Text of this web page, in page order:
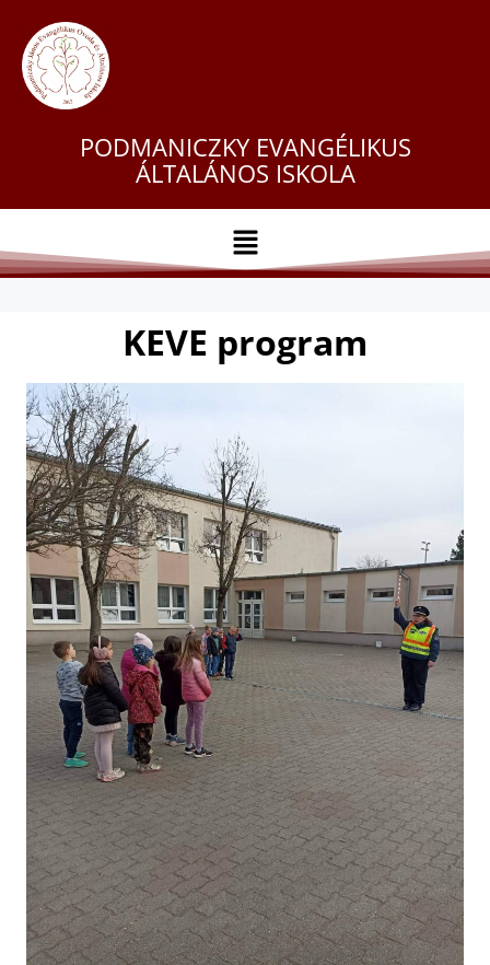
PODMANICZKY EVANGÉLIKUS
ÁLTALÁNOS ISKOLA
KEVE program